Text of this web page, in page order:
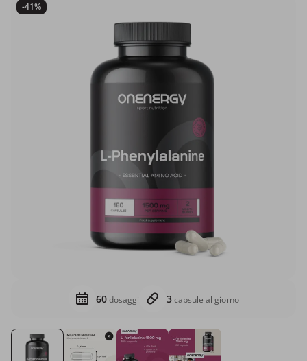
-41%
60dosaggi 3capsule al giorno